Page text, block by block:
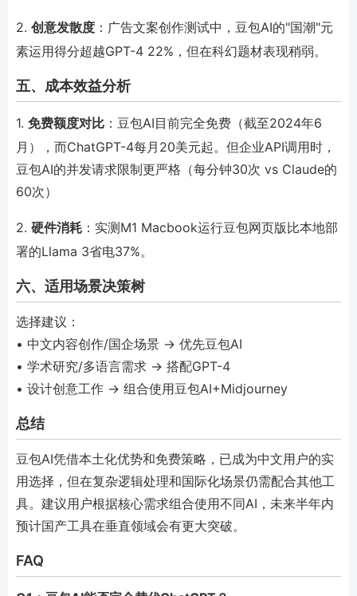
2. 创意发散度 ：广告文案创作测试中，豆包AI的"国潮"元
素运用得分超越GPT-4 22%，但在科幻题材表现稍弱。
五、成本效益分析
1. 免费额度对比 ：豆包AI目前完全免费（截至2024年6
月），而ChatGPT-4每月20美元起。但企业API调用时，
豆包AI的并发请求限制更严格（每分钟30次 vs Claude的
60次）
2. 硬件消耗 ：实测M1 Macbook运行豆包网页版比本地部
署的Llama 3省电37%。
六、适用场景决策树
选择建议：
• 中文内容创作/国企场景 → 优先豆包AI
• 学术研究/多语言需求 → 搭配GPT-4
• 设计创意工作 → 组合使用豆包AI+Midjourney
总结
豆包AI凭借本土化优势和免费策略，已成为中文用户的实
用选择，但在复杂逻辑处理和国际化场景仍需配合其他工
具。建议用户根据核心需求组合使用不同AI，未来半年内
预计国产工具在垂直领域会有更大突破。
FAQ